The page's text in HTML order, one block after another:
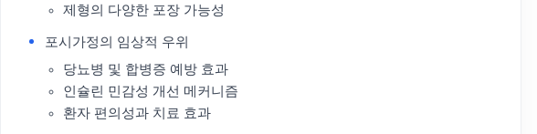
제형의 다양한 포장 가능성
포시가정의 임상적 우위
당뇨병 및 합병증 예방 효과
인슐린 민감성 개선 메커니즘
환자 편의성과 치료 효과